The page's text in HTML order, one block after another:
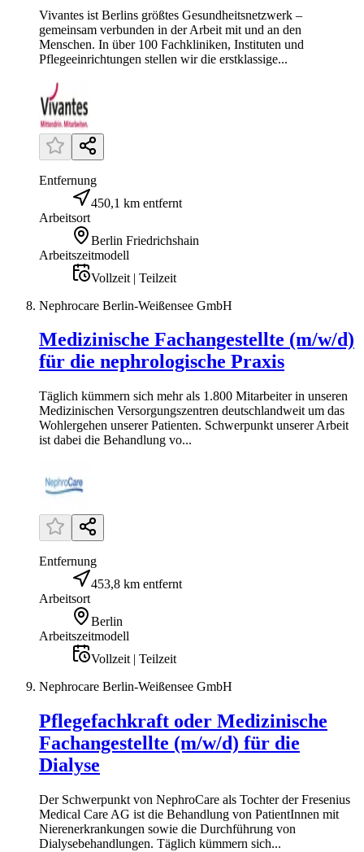
Vivantes ist Berlins größtes Gesundheitsnetzwerk –
gemeinsam verbunden in der Arbeit mit und an den
Menschen. In über 100 Fachkliniken, Instituten und
Pflegeeinrichtungen stellen wir die erstklassige...
Entfernung
450,1 km entfernt
Arbeitsort
Berlin Friedrichshain
Arbeitszeitmodell
Vollzeit | Teilzeit
Nephrocare Berlin-Weißensee GmbH
Medizinische Fachangestellte (m/w/d)
für die nephrologische Praxis
Täglich kümmern sich mehr als 1.800 Mitarbeiter in unseren
Medizinischen Versorgungszentren deutschlandweit um das
Wohlergehen unserer Patienten. Schwerpunkt unserer Arbeit
ist dabei die Behandlung vo...
Entfernung
453,8 km entfernt
Arbeitsort
Berlin
Arbeitszeitmodell
Vollzeit | Teilzeit
Nephrocare Berlin-Weißensee GmbH
Pflegefachkraft oder Medizinische
Fachangestellte (m/w/d) für die
Dialyse
Der Schwerpunkt von NephroCare als Tochter der Fresenius
Medical Care AG ist die Behandlung von PatientInnen mit
Nierenerkrankungen sowie die Durchführung von
Dialysebehandlungen. Täglich kümmern sich...